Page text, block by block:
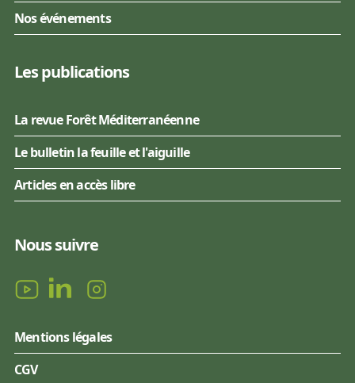
Nos événements
Les publications
La revue Forêt Méditerranéenne
Le bulletin la feuille et l'aiguille
Articles en accès libre
Nous suivre
Mentions légales
CGV